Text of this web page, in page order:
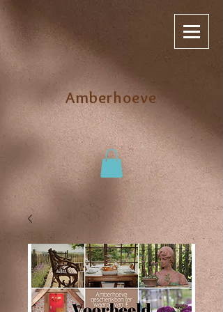
Amberhoeve